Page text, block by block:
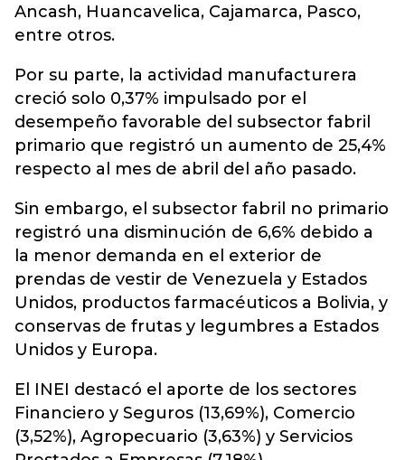
Ancash, Huancavelica, Cajamarca, Pasco,
entre otros.
Por su parte, la actividad manufacturera
creció solo 0,37% impulsado por el
desempeño favorable del subsector fabril
primario que registró un aumento de 25,4%
respecto al mes de abril del año pasado.
Sin embargo, el subsector fabril no primario
registró una disminución de 6,6% debido a
la menor demanda en el exterior de
prendas de vestir de Venezuela y Estados
Unidos, productos farmacéuticos a Bolivia, y
conservas de frutas y legumbres a Estados
Unidos y Europa.
El INEI destacó el aporte de los sectores
Financiero y Seguros (13,69%), Comercio
(3,52%), Agropecuario (3,63%) y Servicios